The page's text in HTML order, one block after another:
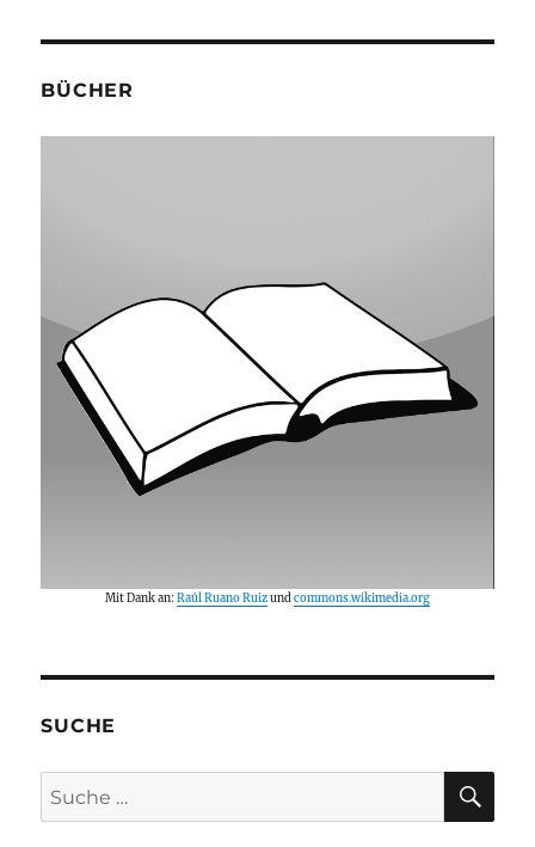
BÜCHER
Mit Dank an:Raúl Ruano Ruizundcommons.wikimedia.org
SUCHE
Suche
nach: